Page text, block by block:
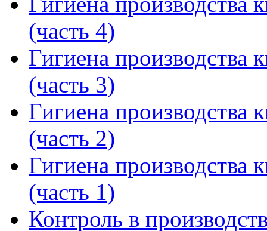
(часть 4)
Гигиена производства
(часть 3)
Гигиена производства
(часть 2)
Гигиена производства
(часть 1)
Контроль в